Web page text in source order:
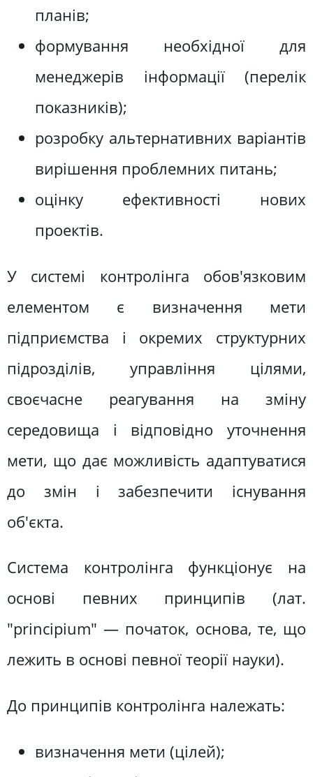
планів;
формування необхідної для
менеджерів інформації (перелік
показників);
розробку альтернативних варіантів
вирішення проблемних питань;
оцінку ефективності нових
проектів.
У системі контролінга обов'язковим
елементом є визначення мети
підприємства і окремих структурних
підрозділів, управління цілями,
своєчасне реагування на зміну
середовища і відповідно уточнення
мети, що дає можливість адаптуватися
до змін і забезпечити існування
об'єкта.
Система контролінга функціонує на
основі певних принципів (лат.
"principium" — початок, основа, те, що
лежить в основі певної теорії науки).
До принципів контролінга належать:
визначення мети (цілей);